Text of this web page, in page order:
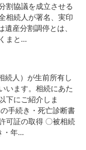
割協議を成立させる
相続人 が署名 実印
遺産分割調停と は
く ま と ...
続人 ） が生前所有し
い ます。 相続にあた
以下にご紹介 し ま
の手続き ・ 死亡診断書
可証の取得 〇被相続
・ 年...